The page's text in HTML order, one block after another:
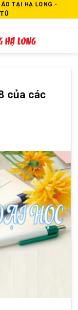
TẠI HẠ LONG -
của các